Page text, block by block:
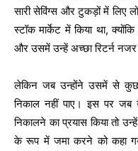
सारी सेविंग्स और टुकड़ों में लिए
स्टॉक मार्केट में किया था,
और उसमें उन्हें अच्छा रिटर्न
लेकिन जब उन्होंने उसमें से कुछ
निकाल नहीं पाए। इस पर
निकालने का प्रयास किया तो
के रूप में जमा करने को कहा